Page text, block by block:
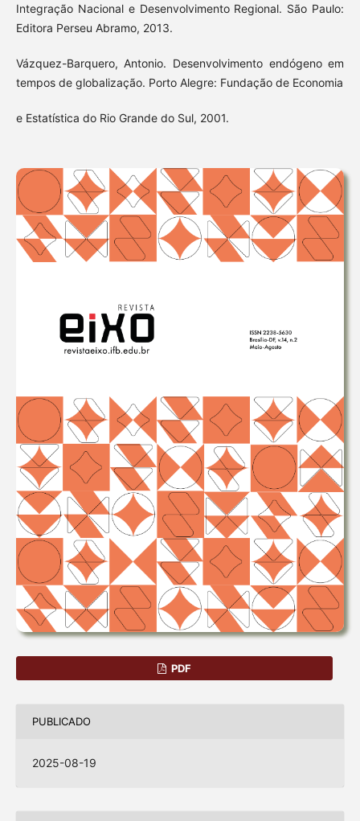
Integração Nacional e Desenvolvimento Regional. São Paulo:
Editora Perseu Abramo, 2013.
Vázquez-Barquero, Antonio. Desenvolvimento endógeno em
tempos de globalização. Porto Alegre: Fundação de Economia
e Estatística do Rio Grande do Sul, 2001.
PDF
PUBLICADO
2025-08-19